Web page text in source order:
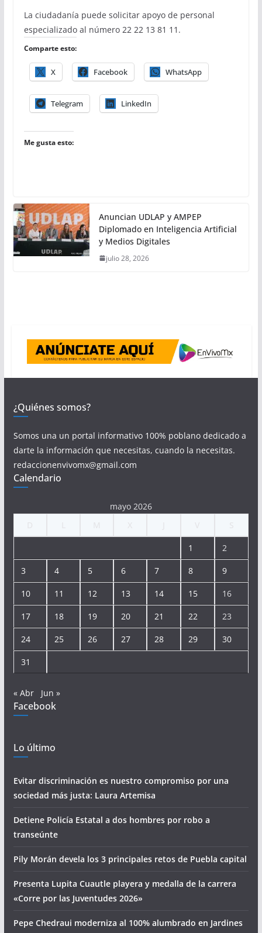
La ciudadanía puede solicitar apoyo de personal
especializado al número 22 22 13 81 11.
Comparte esto:
X Facebook WhatsApp
Telegram LinkedIn
Me gusta esto:
Anuncian UDLAP y AMPEP
Diplomado en Inteligencia Artificial
y Medios Digitales
julio 28, 2026
¿Quiénes somos?
Somos una un portal informativo 100% poblano dedicado a
darte la información que necesitas, cuando la necesitas.
redaccionenvivomx@gmail.com
Calendario
mayo 2026
1 2
3 4 5 6 7 8 9
10 11 12 13 14 15 16
17 18 19 20 21 22 23
24 25 26 27 28 29 30
31
« Abr Jun »
Facebook
Lo último
Evitar discriminación es nuestro compromiso por una
sociedad más justa: Laura Artemisa
Detiene Policía Estatal a dos hombres por robo a
transeúnte
Pily Morán devela los 3 principales retos de Puebla capital
Presenta Lupita Cuautle playera y medalla de la carrera
«Corre por las Juventudes 2026»
Pepe Chedraui moderniza al 100% alumbrado en Jardines